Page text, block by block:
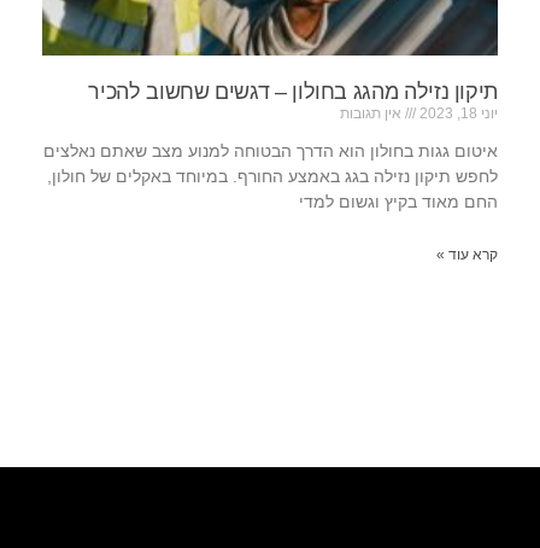
תיקון נזילה מהגג בחולון – דגשים שחשוב להכיר
יוני 18, 2023 אין תגובות
איטום גגות בחולון הוא הדרך הבטוחה למנוע מצב שאתם נאלצים
לחפש תיקון נזילה בגג באמצע החורף. במיוחד באקלים של חולון,
החם מאוד בקיץ וגשום למדי
קרא עוד »